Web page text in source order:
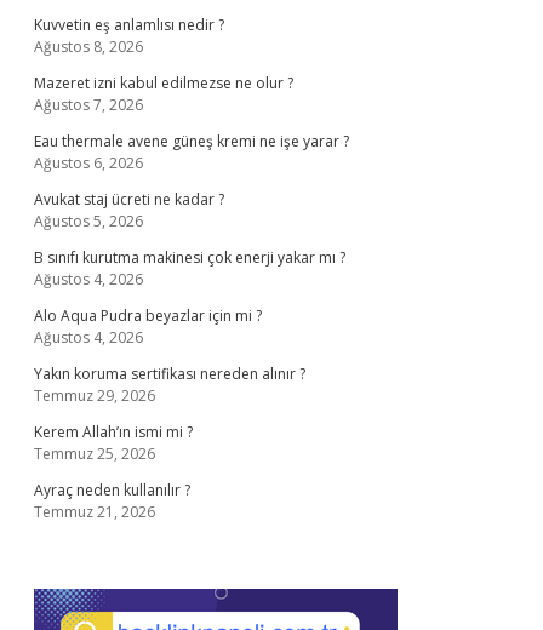
Kuvvetin eş anlamlısı nedir ?
Ağustos 8, 2026
Mazeret izni kabul edilmezse ne olur ?
Ağustos 7, 2026
Eau thermale avene güneş kremi ne işe yarar ?
Ağustos 6, 2026
Avukat staj ücreti ne kadar ?
Ağustos 5, 2026
B sınıfı kurutma makinesi çok enerji yakar mı ?
Ağustos 4, 2026
Alo Aqua Pudra beyazlar için mi ?
Ağustos 4, 2026
Yakın koruma sertifikası nereden alınır ?
Temmuz 29, 2026
Kerem Allah’ın ismi mi ?
Temmuz 25, 2026
Ayraç neden kullanılır ?
Temmuz 21, 2026